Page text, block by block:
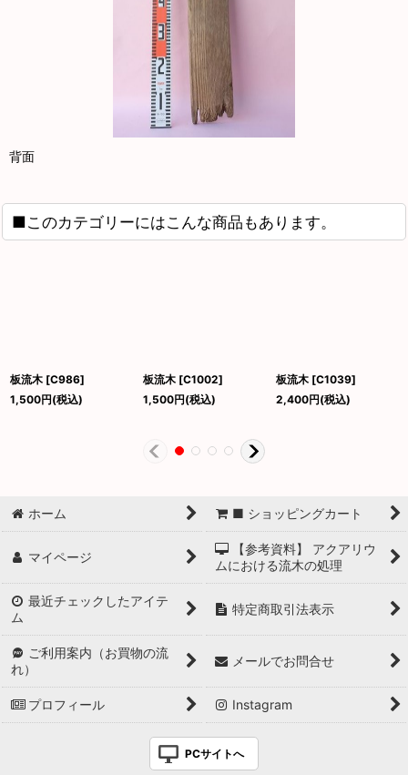
背面
■このカテゴリーにはこんな商品もあります。
板流木 [C986]
1,500円(税込)
板流木 [C1002]
1,500円(税込)
板流木 [C1039]
2,400円(税込)
ホーム ■ ショッピングカート
マイページ
【参考資料】 アクアリウ
ムにおける流木の処理
最近チェックしたアイテ
ム
特定商取引法表示
ご利用案内（お買物の流
れ）
メールでお問合せ
プロフィール Instagram
PCサイトへ